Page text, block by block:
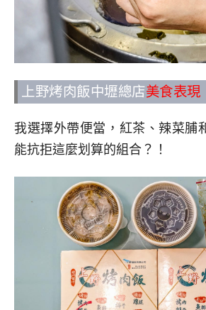
上野烤肉飯中壢總店美食表現
我選擇外帶便當，紅茶、辣菜脯
能抗拒這麼划算的組合？！